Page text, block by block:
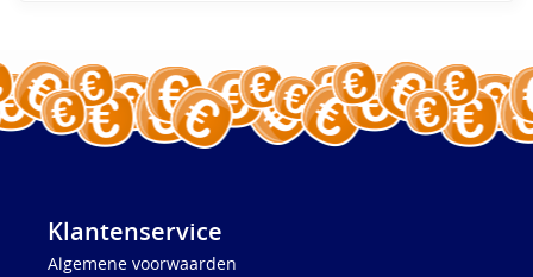
Klantenservice
Algemene voorwaarden